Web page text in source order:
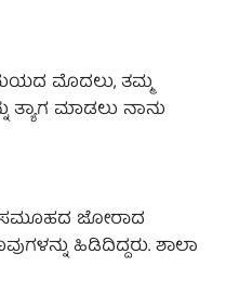
ಮೊದಲು, ತಮ್ಮ
ತ್ಯಾಗ ಮಾಡಲು ನಾನು
ಜನಸಮೂಹದ ಜೋರಾದ
ಹಿಡಿದಿದ್ದರು. ಶಾಲಾ